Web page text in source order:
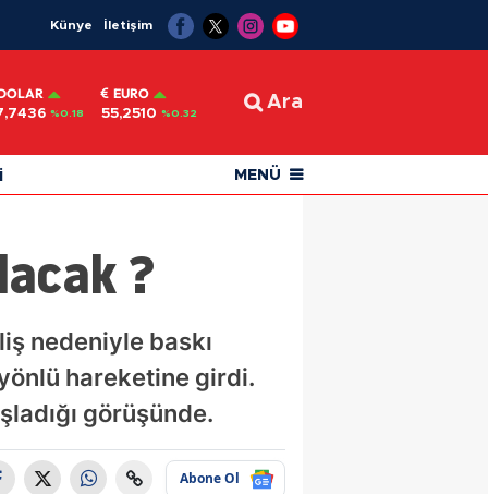
Künye İletişim
%0.18
EURO
55,2510 %0.32
Ara
MENÜ
?
nedeniyle baskı
hareketine girdi.
görüşünde.
Abone Ol